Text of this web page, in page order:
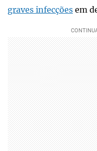
graves infecções em